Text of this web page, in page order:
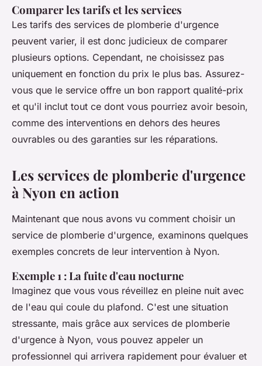
Comparer les tarifs et les services
Les tarifs des services de plomberie d'urgence
peuvent varier, il est donc judicieux de comparer
plusieurs options. Cependant, ne choisissez pas
uniquement en fonction du prix le plus bas. Assurez-
vous que le service offre un bon rapport qualité-prix
et qu'il inclut tout ce dont vous pourriez avoir besoin,
comme des interventions en dehors des heures
ouvrables ou des garanties sur les réparations.
Les services de plomberie d'urgence
à Nyon en action
Maintenant que nous avons vu comment choisir un
service de plomberie d'urgence, examinons quelques
exemples concrets de leur intervention à Nyon.
Exemple 1 : La fuite d'eau nocturne
Imaginez que vous vous réveillez en pleine nuit avec
de l'eau qui coule du plafond. C'est une situation
stressante, mais grâce aux services de plomberie
d'urgence à Nyon, vous pouvez appeler un
professionnel qui arrivera rapidement pour évaluer et